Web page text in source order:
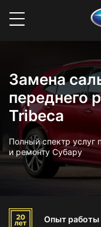
Замена
переднего
Tribeca
Полный спектр услуг
и ремонту Субару
Опыт работы